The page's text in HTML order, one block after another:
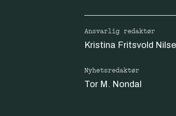
Ansvarlig redaktør
Kristina Fritsvold
Nyhetsredaktør
Tor M. Nondal